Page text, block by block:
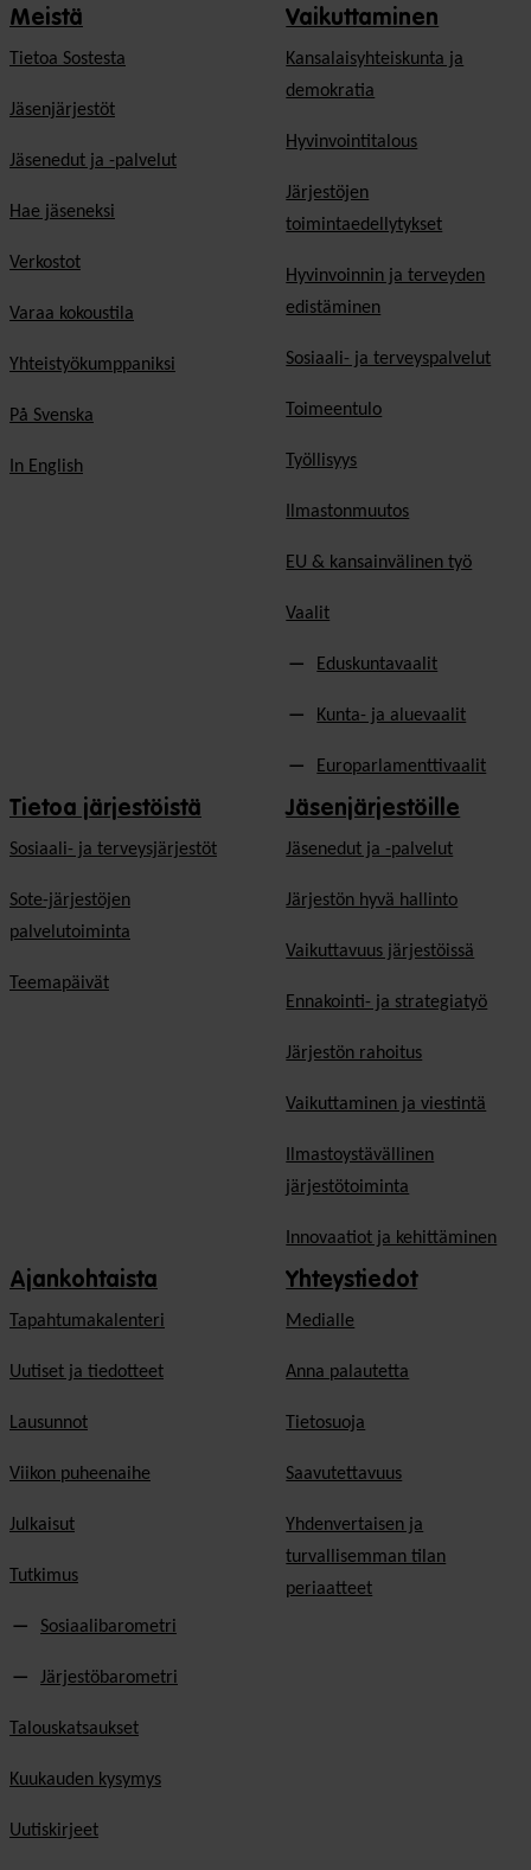
Meistä
Tietoa Sostesta
Jäsenjärjestöt
Jäsenedut ja -palvelut
Hae jäseneksi
Verkostot
Varaa kokoustila
Yhteistyökumppaniksi
På Svenska
In English
Vaikuttaminen
Kansalaisyhteiskunta ja
demokratia
Hyvinvointitalous
Järjestöjen
toimintaedellytykset
Hyvinvoinnin ja terveyden
edistäminen
Sosiaali- ja terveyspalvelut
Toimeentulo
Työllisyys
Ilmastonmuutos
EU & kansainvälinen työ
Vaalit
Eduskuntavaalit
Kunta- ja aluevaalit
Europarlamenttivaalit
Tietoa järjestöistä
Sosiaali- ja terveysjärjestöt
Sote-järjestöjen
palvelutoiminta
Teemapäivät
Jäsenjärjestöille
Jäsen­edut ja -palvelut
Järjestön hyvä hallinto
Vaikuttavuus järjestöissä
Ennakointi- ja strategiatyö
Järjestön rahoitus
Vaikuttaminen ja viestintä
Ilmastoystävällinen
järjestötoiminta
Innovaatiot ja kehittäminen
Ajankohtaista
Tapahtumakalenteri
Uutiset ja tiedotteet
Lausunnot
Viikon puheenaihe
Julkaisut
Tutkimus
Sosiaalibarometri
Järjestöbarometri
Talouskatsaukset
Kuukauden kysymys
Uutiskirjeet
Yhteystiedot
Medialle
Anna palautetta
Tietosuoja
Saavutettavuus
Yhdenvertaisen ja
turvallisemman tilan
periaatteet